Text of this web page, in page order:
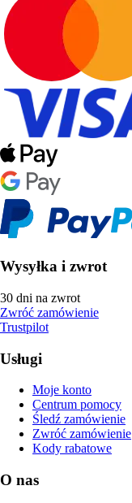
Wysyłka i zwrot
30 dni na zwrot
Zwróć zamówienie
Trustpilot
Usługi
Moje konto
Centrum pomocy
Śledź zamówienie
Zwróć zamówienie
Kody rabatowe
O nas